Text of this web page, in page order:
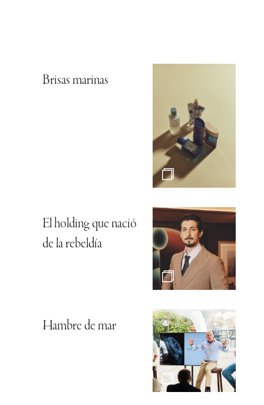
Brisas marinas
El holding que nació
de la rebeldía
Hambre de mar